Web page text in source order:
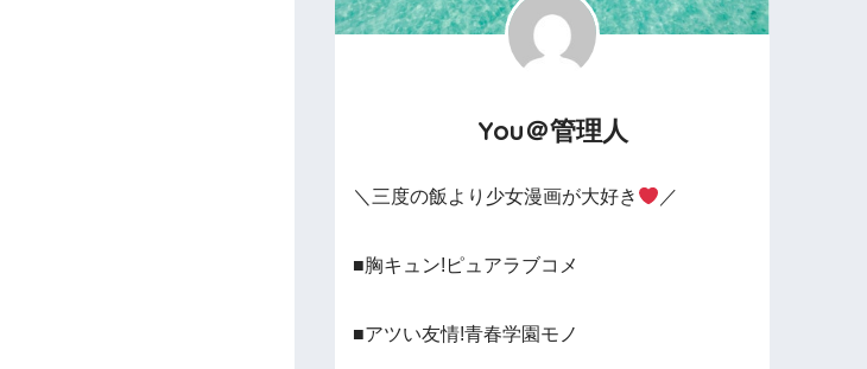
You＠管理人
＼三度の飯より少女漫画が大好き ／
■胸キュン!ピュアラブコメ
■アツい友情!青春学園モノ